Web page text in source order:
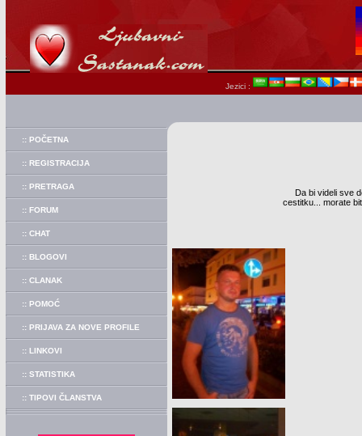
Jezici :
:: POČETNA
:: REGISTRACIJA
:: PRETRAGA
:: FORUM
:: CHAT
:: BLOGOVI
:: CLANAK
:: POMOĆ
:: PRIJAVA ZA NOVE PROFILE
:: LINKOVI
:: STATISTIKA
:: TIPOVI ČLANSTVA
Da bi videli sve
cestitku... morate